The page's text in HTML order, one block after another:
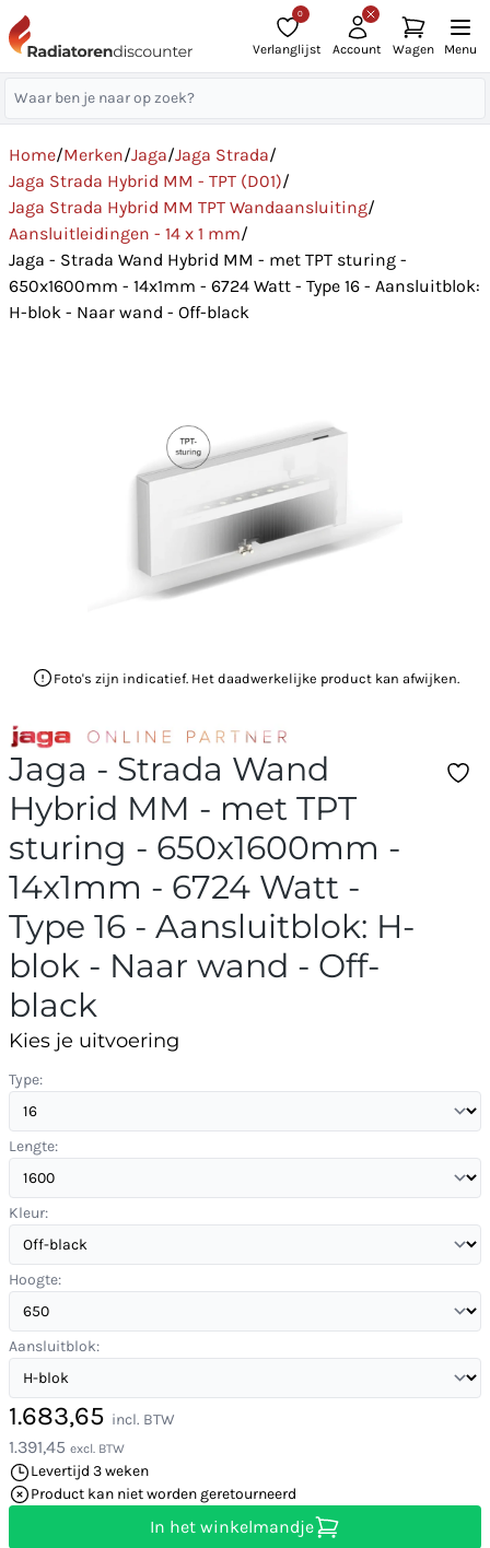
0
Verlanglijst Account Wagen Menu
Home/Merken/Jaga/Jaga Strada/
Jaga Strada Hybrid MM - TPT (D01)/
Jaga Strada Hybrid MM TPT Wandaansluiting/
Aansluitleidingen - 14 x 1 mm/
Jaga - Strada Wand Hybrid MM - met TPT sturing -
650x1600mm - 14x1mm - 6724 Watt - Type 16 - Aansluitblok:
H-blok - Naar wand - Off-black
Foto's zijn indicatief. Het daadwerkelijke product kan afwijken.
Jaga - Strada Wand
Hybrid MM - met TPT
sturing - 650x1600mm -
14x1mm - 6724 Watt -
Type 16 - Aansluitblok: H-
blok - Naar wand - Off-
black
Kies je uitvoering
Type:
Lengte:
Kleur:
Hoogte:
Aansluitblok:
1.683,65 incl. BTW
1.391,45 excl. BTW
Levertijd 3 weken
Product kan niet worden geretourneerd
In het winkelmandje